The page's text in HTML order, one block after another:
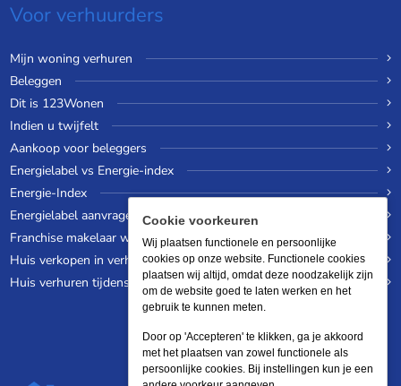
Voor verhuurders
Mijn woning verhuren
Beleggen
Dit is 123Wonen
Indien u twijfelt
Aankoop voor beleggers
Energielabel vs Energie-index
Energie-Index
Energielabel aanvragen
Franchise makelaar worden
Huis verkopen in verhuurde staat
Huis verhuren tijdens een wereldreis
Cookie voorkeuren
Wij plaatsen functionele en persoonlijke
cookies op onze website. Functionele cookies
plaatsen wij altijd, omdat deze noodzakelijk zijn
om de website goed te laten werken en het
gebruik te kunnen meten.
Door op 'Accepteren' te klikken, ga je akkoord
met het plaatsen van zowel functionele als
persoonlijke cookies. Bij instellingen kun je een